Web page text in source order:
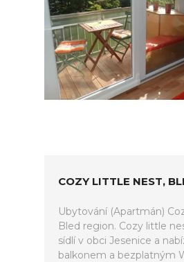
COZY LITTLE NEST,
Ubytování (Apartmán)
Bled region. Cozy little
sídlí v obci Jesenice a
balkonem a bezplatným